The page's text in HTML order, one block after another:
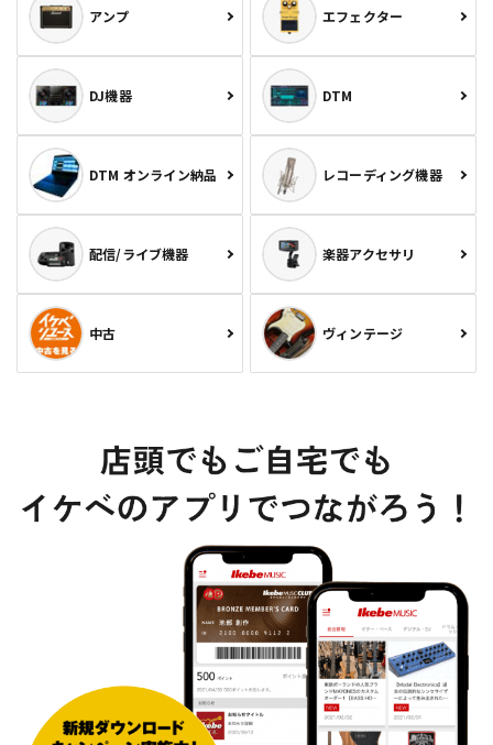
アンプ エフェクター
DJ機器 DTM
DTM オンライン納品 レコーディング機器
配信/ライブ機器 楽器アクセサリ
中古 ヴィンテージ